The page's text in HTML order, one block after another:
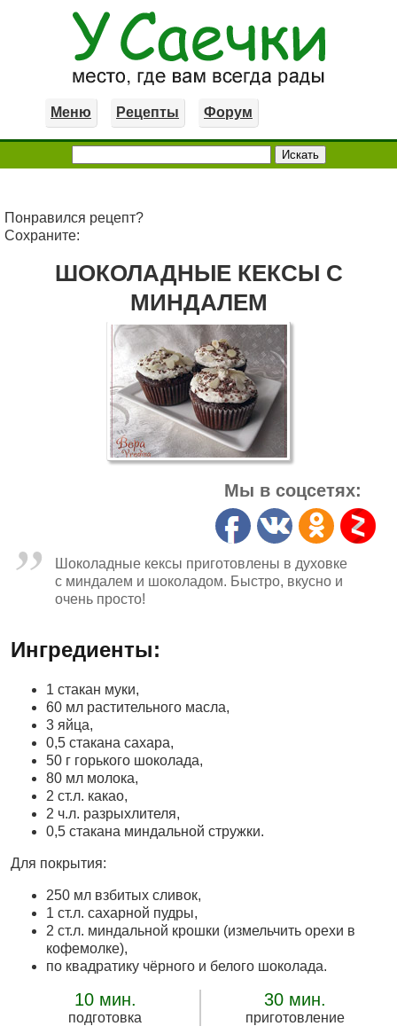
Меню Рецепты Форум
Понравился рецепт?
Сохраните:
ШОКОЛАДНЫЕ КЕКСЫ С
МИНДАЛЕМ
Мы в соцсетях:
Шоколадные кексы приготовлены в духовке
с миндалем и шоколадом. Быстро, вкусно и
очень просто!
Ингредиенты:
1 стакан муки,
60 мл растительного масла,
3 яйца,
0,5 стакана сахара,
50 г горького шоколада,
80 мл молока,
2 ст.л. какао,
2 ч.л. разрыхлителя,
0,5 стакана миндальной стружки.
Для покрытия:
250 мл взбитых сливок,
1 ст.л. сахарной пудры,
2 ст.л. миндальной крошки (измельчить орехи в
кофемолке),
по квадратику чёрного и белого шоколада.
10 мин.
подготовка
30 мин.
приготовление